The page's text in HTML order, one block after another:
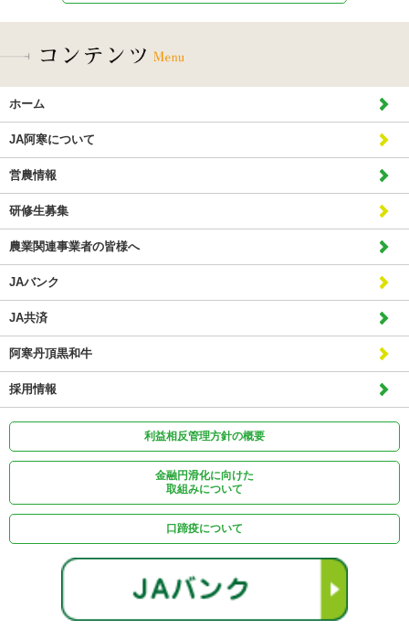
ホーム
JA阿寒について
営農情報
研修生募集
農業関連事業者の皆様へ
JAバンク
JA共済
阿寒丹頂黒和牛
採用情報
利益相反管理方針の概要
金融円滑化に向けた
取組みについて
口蹄疫について